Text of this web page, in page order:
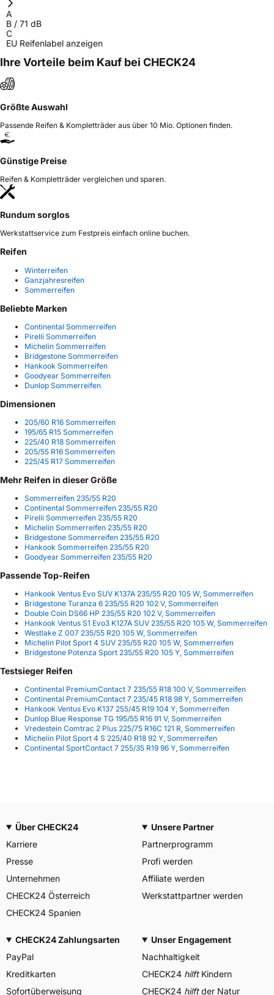
A
B / 71 dB
C
EU Reifenlabel anzeigen
Ihre Vorteile beim Kauf bei CHECK24
Größte Auswahl
Passende Reifen & Kompletträder aus über 10 Mio. Optionen finden.
Günstige Preise
Reifen & Kompletträder vergleichen und sparen.
Rundum sorglos
Werkstattservice zum Festpreis einfach online buchen.
Reifen
Winterreifen
Ganzjahresreifen
Sommerreifen
Beliebte Marken
Continental Sommerreifen
Pirelli Sommerreifen
Michelin Sommerreifen
Bridgestone Sommerreifen
Hankook Sommerreifen
Goodyear Sommerreifen
Dunlop Sommerreifen
Dimensionen
205/60 R16 Sommerreifen
195/65 R15 Sommerreifen
225/40 R18 Sommerreifen
205/55 R16 Sommerreifen
225/45 R17 Sommerreifen
Mehr Reifen in dieser Größe
Sommerreifen 235/55 R20
Continental Sommerreifen 235/55 R20
Pirelli Sommerreifen 235/55 R20
Michelin Sommerreifen 235/55 R20
Bridgestone Sommerreifen 235/55 R20
Hankook Sommerreifen 235/55 R20
Goodyear Sommerreifen 235/55 R20
Passende Top-Reifen
Hankook Ventus Evo SUV K137A 235/55 R20 105 W, Sommerreifen
Bridgestone Turanza 6 235/55 R20 102 V, Sommerreifen
Double Coin DS66 HP 235/55 R20 102 V, Sommerreifen
Hankook Ventus S1 Evo3 K127A SUV 235/55 R20 105 W, Sommerreifen
Westlake Z 007 235/55 R20 105 W, Sommerreifen
Michelin Pilot Sport 4 SUV 235/55 R20 105 W, Sommerreifen
Bridgestone Potenza Sport 235/55 R20 105 Y, Sommerreifen
Testsieger Reifen
Continental PremiumContact 7 235/55 R18 100 V, Sommerreifen
Continental PremiumContact 7 235/45 R18 98 Y, Sommerreifen
Hankook Ventus Evo K137 255/45 R19 104 Y, Sommerreifen
Dunlop Blue Response TG 195/55 R16 91 V, Sommerreifen
Vredestein Comtrac 2 Plus 225/75 R16C 121 R, Sommerreifen
Michelin Pilot Sport 4 S 225/40 R18 92 Y, Sommerreifen
Continental SportContact 7 255/35 R19 96 Y, Sommerreifen
Über CHECK24
Karriere
Presse
Unternehmen
CHECK24 Österreich
CHECK24 Spanien
Unsere Partner
Partnerprogramm
Profi werden
Affiliate werden
Werkstattpartner werden
CHECK24 Zahlungsarten
PayPal
Kreditkarten
Sofortüberweisung
Unser Engagement
Nachhaltigkeit
CHECK24 hilftKindern
CHECK24 hilftder Natur